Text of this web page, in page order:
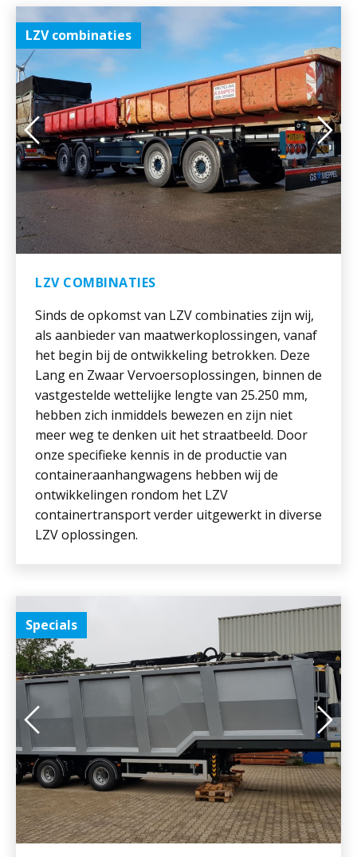
LZV combinaties
LZV COMBINATIES
Sinds de opkomst van LZV combinaties zijn wij,
als aanbieder van maatwerkoplossingen, vanaf
het begin bij de ontwikkeling betrokken. Deze
Lang en Zwaar Vervoersoplossingen, binnen de
vastgestelde wettelijke lengte van 25.250 mm,
hebben zich inmiddels bewezen en zijn niet
meer weg te denken uit het straatbeeld. Door
onze specifieke kennis in de productie van
containeraanhangwagens hebben wij de
ontwikkelingen rondom het LZV
containertransport verder uitgewerkt in diverse
LZV oplossingen.
Specials